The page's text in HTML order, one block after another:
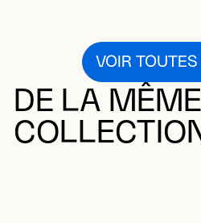
VOIR
DE LA MÊME